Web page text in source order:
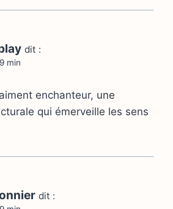
dit :
min
enchanteur, une
qui émerveille les sens
dit :